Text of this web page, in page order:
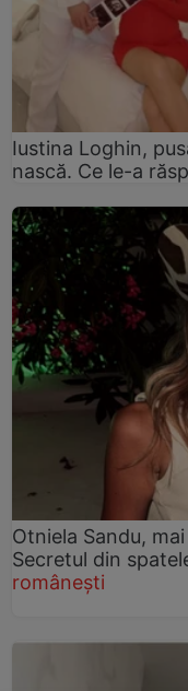
Iustina Loghin,
nască. Ce le-a
Otniela Sandu,
Secretul din
românești